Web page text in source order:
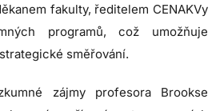
fakulty, ředitelem CENAKVy
programů, což umožňuje
směřování.
zájmy profesora Brookse